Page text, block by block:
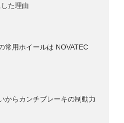
た理由
常用ホイールは NOVATEC
からカンチブレーキの制動力